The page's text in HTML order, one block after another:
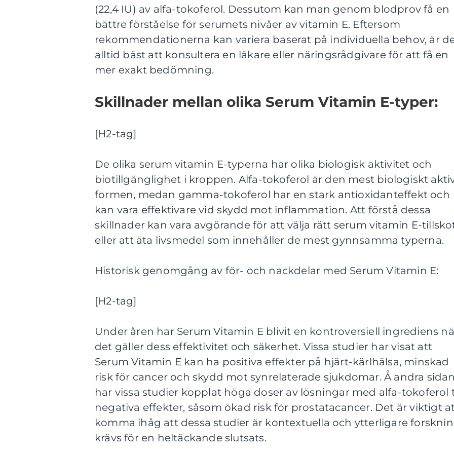
(22,4 IU) av alfa-tokoferol. Dessutom kan man genom blodprov få en
bättre förståelse för serumets nivåer av vitamin E. Eftersom
rekommendationerna kan variera baserat på individuella behov, är
alltid bäst att konsultera en läkare eller näringsrådgivare för att få en
mer exakt bedömning.
Skillnader mellan olika Serum Vitamin E-typer:
[H2-tag]
De olika serum vitamin E-typerna har olika biologisk aktivitet och
biotillgänglighet i kroppen. Alfa-tokoferol är den mest biologiskt
formen, medan gamma-tokoferol har en stark antioxidanteffekt och
kan vara effektivare vid skydd mot inflammation. Att förstå dessa
skillnader kan vara avgörande för att välja rätt serum vitamin E-
eller att äta livsmedel som innehåller de mest gynnsamma typerna.
Historisk genomgång av för- och nackdelar med Serum Vitamin E:
[H2-tag]
Under åren har Serum Vitamin E blivit en kontroversiell ingrediens
det gäller dess effektivitet och säkerhet. Vissa studier har visat att
Serum Vitamin E kan ha positiva effekter på hjärt-kärlhälsa, minskad
risk för cancer och skydd mot synrelaterade sjukdomar. Å andra sidan
har vissa studier kopplat höga doser av lösningar med alfa-tokoferol
negativa effekter, såsom ökad risk för prostatacancer. Det är viktigt
komma ihåg att dessa studier är kontextuella och ytterligare
krävs för en heltäckande slutsats.